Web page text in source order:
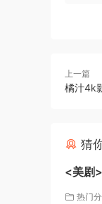
上一篇
橘汁4k
猜
<美剧
悚][佐
热门